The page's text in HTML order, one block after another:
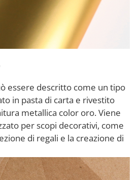
essere descritto come un tipo
in pasta di carta e rivestito
metallica color oro. Viene
per scopi decorativi, come
di regali e la creazione di